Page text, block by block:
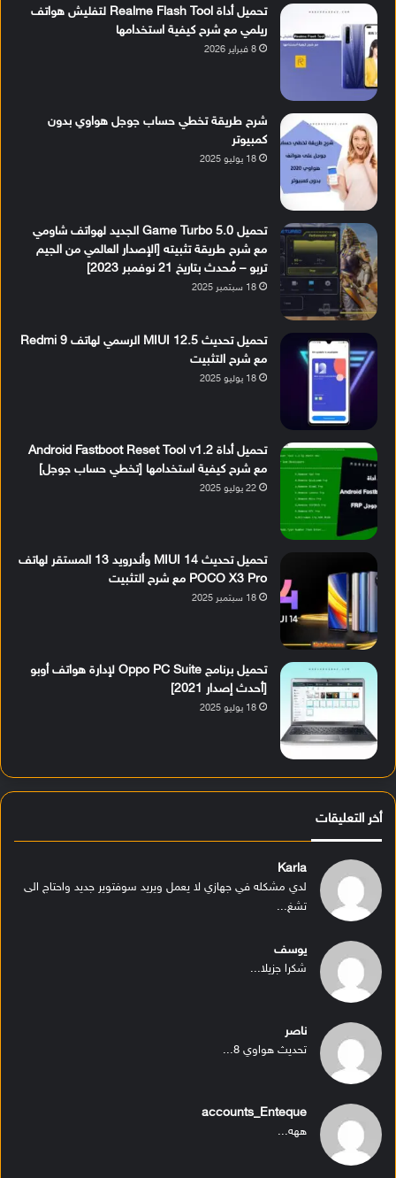
تحميل أداة Realme Flash Tool لتفليش هواتف
ريلمي مع شرح كيفية استخدامها
8 فبراير 2026
شرح طريقة تخطي حساب جوجل هواوي بدون
كمبيوتر
18 يوليو 2025
تحميل Game Turbo 5.0 الجديد لهواتف شاومي
مع شرح طريقة تثبيته [الإصدار العالمي من الجيم
تربو – مُحدث بتاريخ 21 نوفمبر 2023]
18 سبتمبر 2025
تحميل تحديث MIUI 12.5 الرسمي لهاتف Redmi 9
مع شرح التثبيت
18 يوليو 2025
تحميل أداة Android Fastboot Reset Tool v1.2
مع شرح كيفية استخدامها [تخطي حساب جوجل]
22 يوليو 2025
تحميل تحديث MIUI 14 وأندرويد 13 المستقر لهاتف
POCO X3 Pro مع شرح التثبيت
18 سبتمبر 2025
تحميل برنامج Oppo PC Suite لإدارة هواتف أوبو
[أحدث إصدار 2021]
18 يوليو 2025
أخر التعليقات
Karla
لدي مشكله في جهازي لا يعمل ويريد سوفتوير جديد واحتاج الى
تشغ...
يوسف
شكرا جزيلا...
ناصر
تحديث هواوي 8...
accounts_Enteque
ههه...